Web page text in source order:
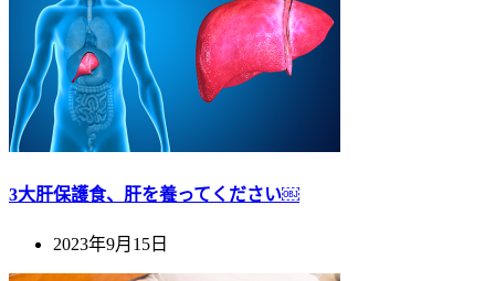
3大肝保護食、肝を養ってください￼
2023年9月15日